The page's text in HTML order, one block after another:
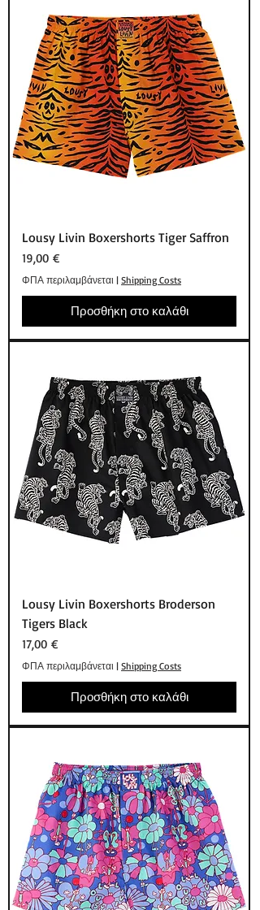
Lousy Livin Boxershorts Tiger Saffron
Τιμή
19,00 €
ΦΠΑ περιλαμβάνεται | Shipping Costs
Προσθήκη στο καλάθι
Lousy Livin Boxershorts Broderson
Tigers Black
Τιμή
17,00 €
ΦΠΑ περιλαμβάνεται | Shipping Costs
Προσθήκη στο καλάθι